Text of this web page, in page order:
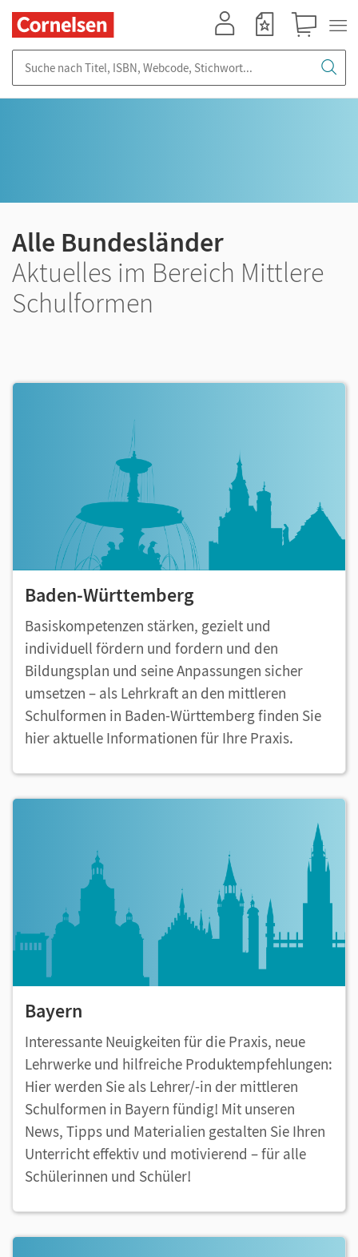
Alle Bundesländer
Aktuelles im Bereich Mittlere
Schulformen
Baden-Württemberg
Basiskompetenzen stärken, gezielt und
individuell fördern und fordern und den
Bildungsplan und seine Anpassungen sicher
umsetzen – als Lehrkraft an den mittleren
Schulformen in Baden-Württemberg finden Sie
hier aktuelle Informationen für Ihre Praxis.
Bayern
Interessante Neuigkeiten für die Praxis, neue
Lehrwerke und hilfreiche Produktempfehlungen:
Hier werden Sie als Lehrer/-in der mittleren
Schulformen in Bayern fündig! Mit unseren
News, Tipps und Materialien gestalten Sie Ihren
Unterricht effektiv und motivierend – für alle
Schülerinnen und Schüler!